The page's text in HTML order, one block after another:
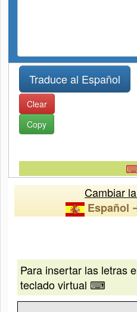
Clear
Copy
Cambiar
Español
Para insertar las letras
teclado virtual ⌨